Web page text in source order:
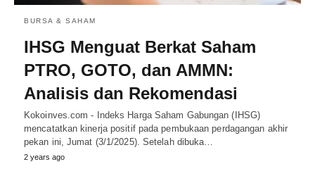
BURSA & SAHAM
IHSG Menguat Berkat Saham
PTRO, GOTO, dan AMMN:
Analisis dan Rekomendasi
Kokoinves.com - Indeks Harga Saham Gabungan (IHSG)
mencatatkan kinerja positif pada pembukaan perdagangan akhir
pekan ini, Jumat (3/1/2025). Setelah dibuka…
2 years ago